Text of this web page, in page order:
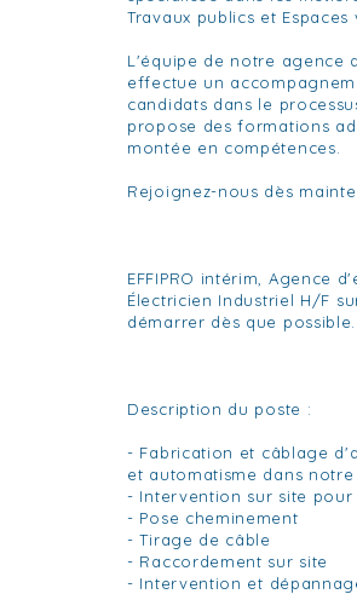
Travaux publics et Espaces
L'équipe de notre agence
effectue un
candidats dans le
propose des formations
montée en compétences.
Rejoignez-nous dès
EFFIPRO intérim, Agence
Électricien Industriel H/F
démarrer dès que possible.
Description du poste :
- Fabrication et câblage
et automatisme dans
- Intervention sur site
- Pose cheminement
- Tirage de câble
- Raccordement sur site
- Intervention et